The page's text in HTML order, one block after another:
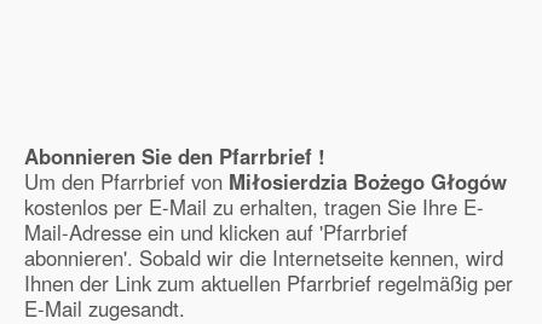
Abonnieren Sie den Pfarrbrief !
Um den Pfarrbrief von Miłosierdzia Bożego Głogów
kostenlos per E-Mail zu erhalten, tragen Sie Ihre E-
Mail-Adresse ein und klicken auf 'Pfarrbrief
abonnieren'. Sobald wir die Internetseite kennen, wird
Ihnen der Link zum aktuellen Pfarrbrief regelmäßig per
E-Mail zugesandt.